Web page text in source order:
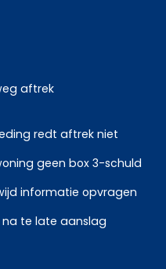
aftrek
redt aftrek niet
geen box 3-schuld
informatie opvragen
te late aanslag